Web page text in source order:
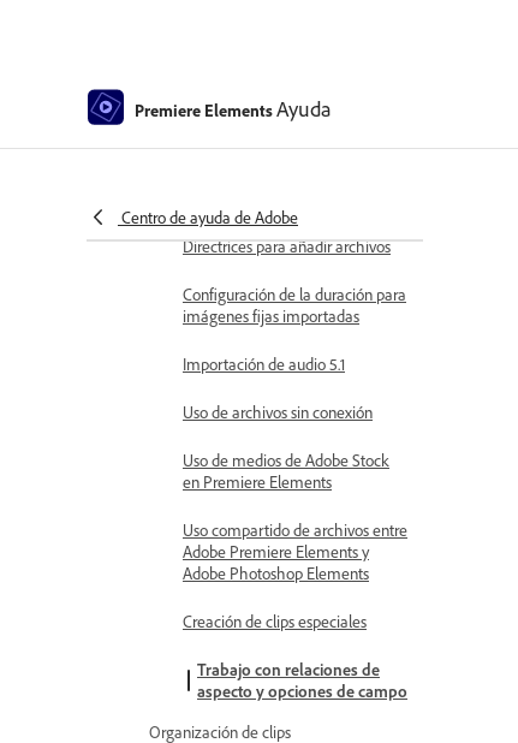
Premiere ElementsAyuda
Centro de ayuda de Adobe
Edición de vídeo en 360° y RV
Directrices para añadir archivos
Configuración de la duración para
imágenes fijas importadas
Importación de audio 5.1
Uso de archivos sin conexión
Uso de medios de Adobe Stock
en Premiere Elements
Uso compartido de archivos entre
Adobe Premiere Elements y
Adobe Photoshop Elements
Creación de clips especiales
Trabajo con relaciones de
aspecto y opciones de campo
Organización de clips